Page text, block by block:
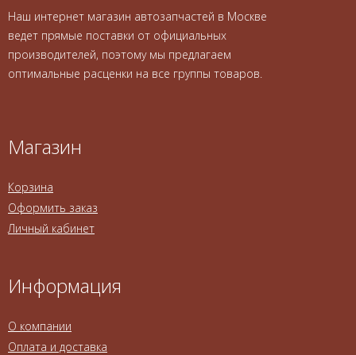
Наш интернет магазин автозапчастей в Москве
ведет прямые поставки от официальных
производителей, поэтому мы предлагаем
оптимальные расценки на все группы товаров.
Магазин
Корзина
Оформить заказ
Личный кабинет
Информация
О компании
Оплата и доставка